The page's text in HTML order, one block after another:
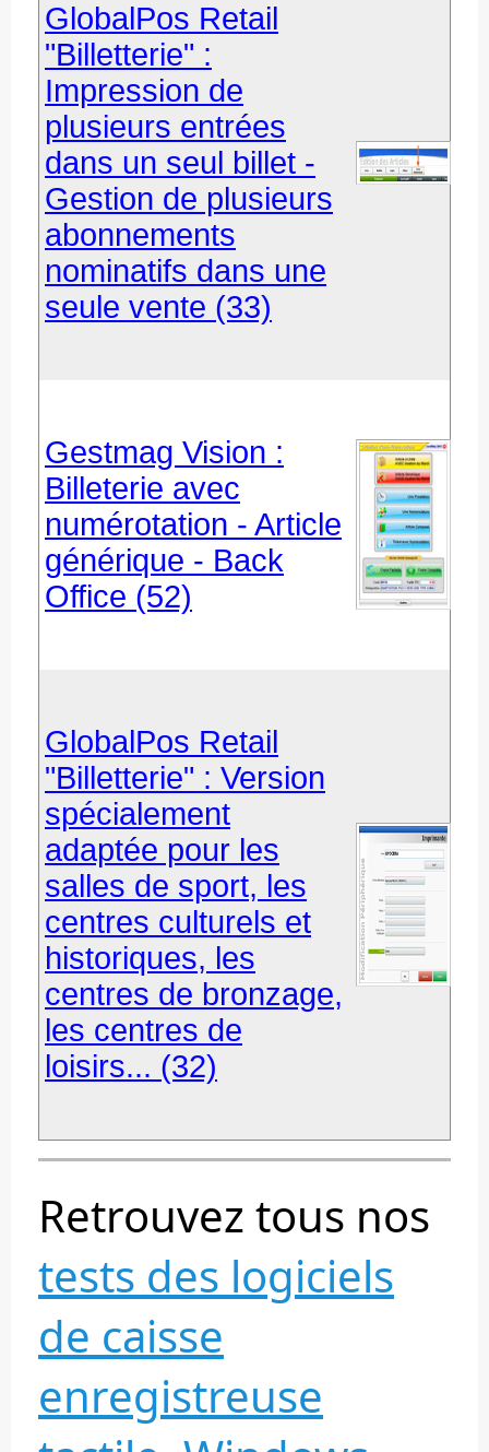
GlobalPos Retail
"Billetterie" :
Impression de
plusieurs entrées
dans un seul billet -
Gestion de plusieurs
abonnements
nominatifs dans une
seule vente (33)
Gestmag Vision :
Billeterie avec
numérotation - Article
générique - Back
Office (52)
GlobalPos Retail
"Billetterie" : Version
spécialement
adaptée pour les
salles de sport, les
centres culturels et
historiques, les
centres de bronzage,
les centres de
loisirs... (32)
Retrouvez tous nos
tests des logiciels
de caisse
enregistreuse